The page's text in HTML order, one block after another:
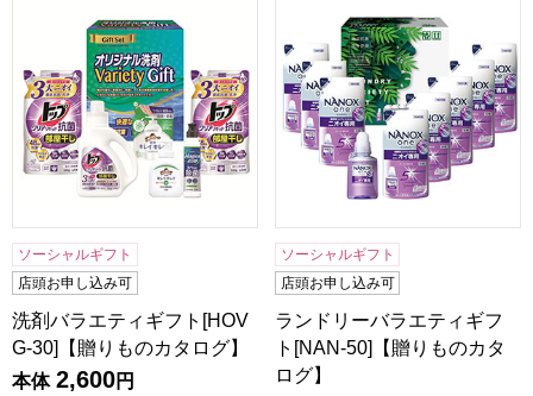
ソーシャルギフト
店頭お申し込み可
洗剤バラエティギフト[HOV
G-30]【贈りものカタログ】
本体 2,600円
ソーシャルギフト
店頭お申し込み可
ランドリーバラエティギフ
ト[NAN-50]【贈りものカタ
ログ】